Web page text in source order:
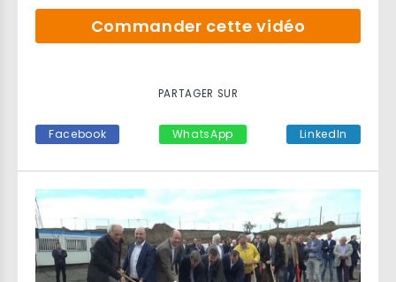
Commander cette vidéo
PARTAGER SUR
Facebook WhatsApp LinkedIn